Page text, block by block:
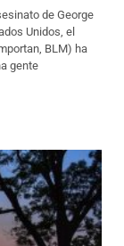
de George
Unidos, el
BLM) ha
gente